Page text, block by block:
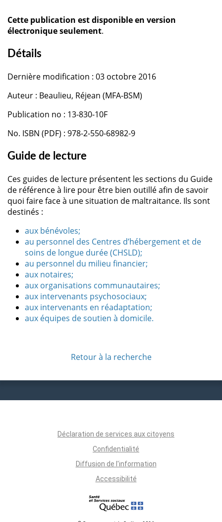
Cette publication est disponible en version
électronique seulement.
Détails
Dernière modification : 03 octobre 2016
Auteur : Beaulieu, Réjean (MFA-BSM)
Publication no : 13-830-10F
No. ISBN (PDF) : 978-2-550-68982-9
Guide de lecture
Ces guides de lecture présentent les sections du Guide
de référence à lire pour être bien outillé afin de savoir
quoi faire face à une situation de maltraitance. Ils sont
destinés :
aux bénévoles;
au personnel des Centres d’hébergement et de
soins de longue durée (CHSLD);
au personnel du milieu financier;
aux notaires;
aux organisations communautaires;
aux intervenants psychosociaux;
aux intervenants en réadaptation;
aux équipes de soutien à domicile.
Retour à la recherche
Déclaration de services aux citoyens
Confidentialité
Diffusion de l'information
Accessibilité